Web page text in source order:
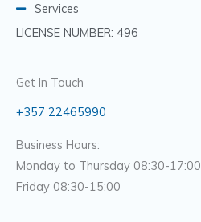
Services
LICENSE NUMBER: 496
Get In Touch
+357 22465990
Business Hours:
Monday to Thursday 08:30-17:00
Friday 08:30-15:00